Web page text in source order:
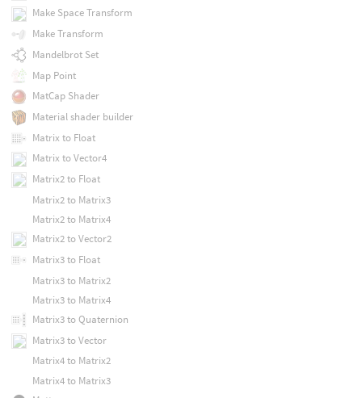
Make Space Transform
Make Transform
Mandelbrot Set
Map Point
MatCap Shader
Material shader builder
Matrix to Float
Matrix to Vector4
Matrix2 to Float
Matrix2 to Matrix3
Matrix2 to Matrix4
Matrix2 to Vector2
Matrix3 to Float
Matrix3 to Matrix2
Matrix3 to Matrix4
Matrix3 to Quaternion
Matrix3 to Vector
Matrix4 to Matrix2
Matrix4 to Matrix3